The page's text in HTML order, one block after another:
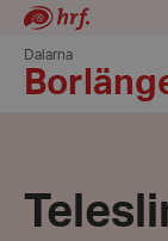
Dalarna